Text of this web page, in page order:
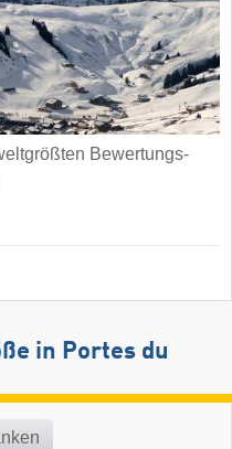
Bewertungs-
in Portes du